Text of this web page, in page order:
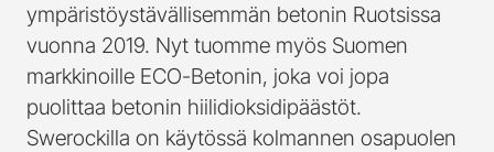
ympäristöystävällisemmän betonin Ruotsissa
vuonna 2019. Nyt tuomme myös Suomen
markkinoille ECO-Betonin, joka voi jopa
puolittaa betonin hiilidioksidipäästöt.
Swerockilla on käytössä kolmannen osapuolen